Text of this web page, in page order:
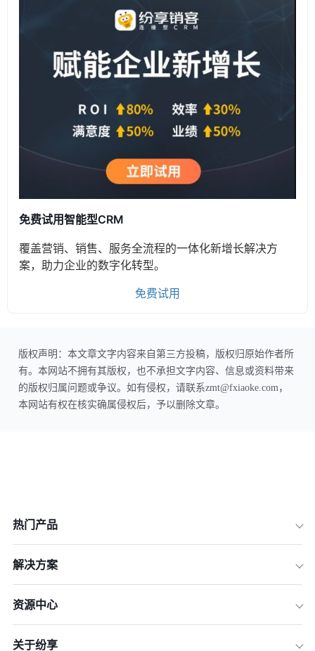
免费试用智能型CRM
覆盖营销、销售、服务全流程的一体化新增长解决方
案，助力企业的数字化转型。
免费试用
版权声明：本文章文字内容来自第三方投稿，版权归原始作者所
有。本网站不拥有其版权，也不承担文字内容、信息或资料带来
的版权归属问题或争议。如有侵权，请联系zmt@fxiaoke.com，
本网站有权在核实确属侵权后，予以删除文章。
热门产品
解决方案
资源中心
关于纷享